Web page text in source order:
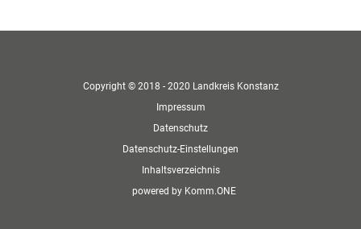
Copyright © 2018 - 2020 Landkreis Konstanz
Impressum
Datenschutz
Datenschutz-Einstellungen
Inhaltsverzeichnis
powered by Komm.ONE